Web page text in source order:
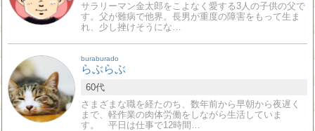
サラリーマン金太郎をこよなく愛する3人の子供の父で
す。父が難病で他界。長男が重度の障害をもって生ま
れ、少し挫けそうにな…
buraburado
らぶらぶ
60代
さまざまな職を経たのち、数年前から早朝から夜遅く
まで、軽作業の肉体労働をしながら生活していま
す。 平日は仕事で12時間…